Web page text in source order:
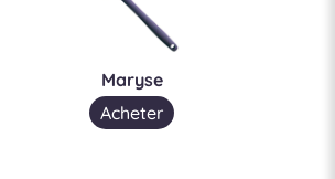
Maryse
Acheter